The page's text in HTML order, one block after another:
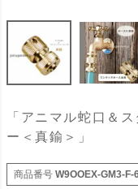
「アニマル蛇口＆
ー＜真鍮＞」
商品番号 W9OOEX-GM3-F-